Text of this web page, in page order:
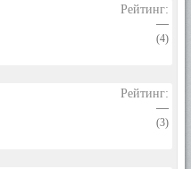
Рейтинг:
—
(4)
Рейтинг:
—
(3)